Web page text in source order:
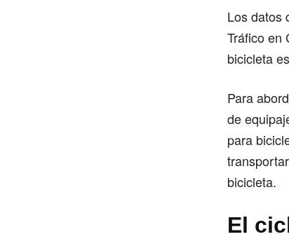
Los datos
Tráfico en
bicicleta
Para
de
para
bicicleta.
El